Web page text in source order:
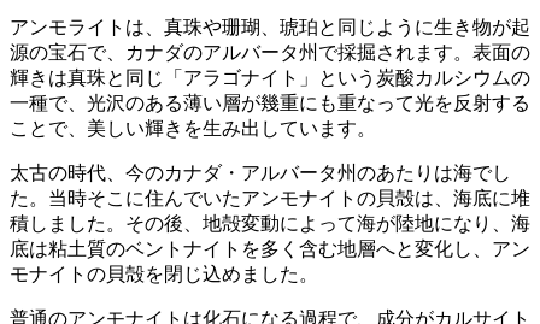
アンモライトは、真珠や珊瑚、琥珀と同じように生き物が起
源の宝石で、カナダのアルバータ州で採掘されます。表面の
輝きは真珠と同じ「アラゴナイト」という炭酸カルシウムの
一種で、光沢のある薄い層が幾重にも重なって光を反射する
ことで、美しい輝きを生み出しています。
太古の時代、今のカナダ・アルバータ州のあたりは海でし
た。当時そこに住んでいたアンモナイトの貝殻は、海底に堆
積しました。その後、地殻変動によって海が陸地になり、海
底は粘土質のベントナイトを多く含む地層へと変化し、アン
モナイトの貝殻を閉じ込めました。
普通のアンモナイトは化石になる過程で、成分がカルサイト